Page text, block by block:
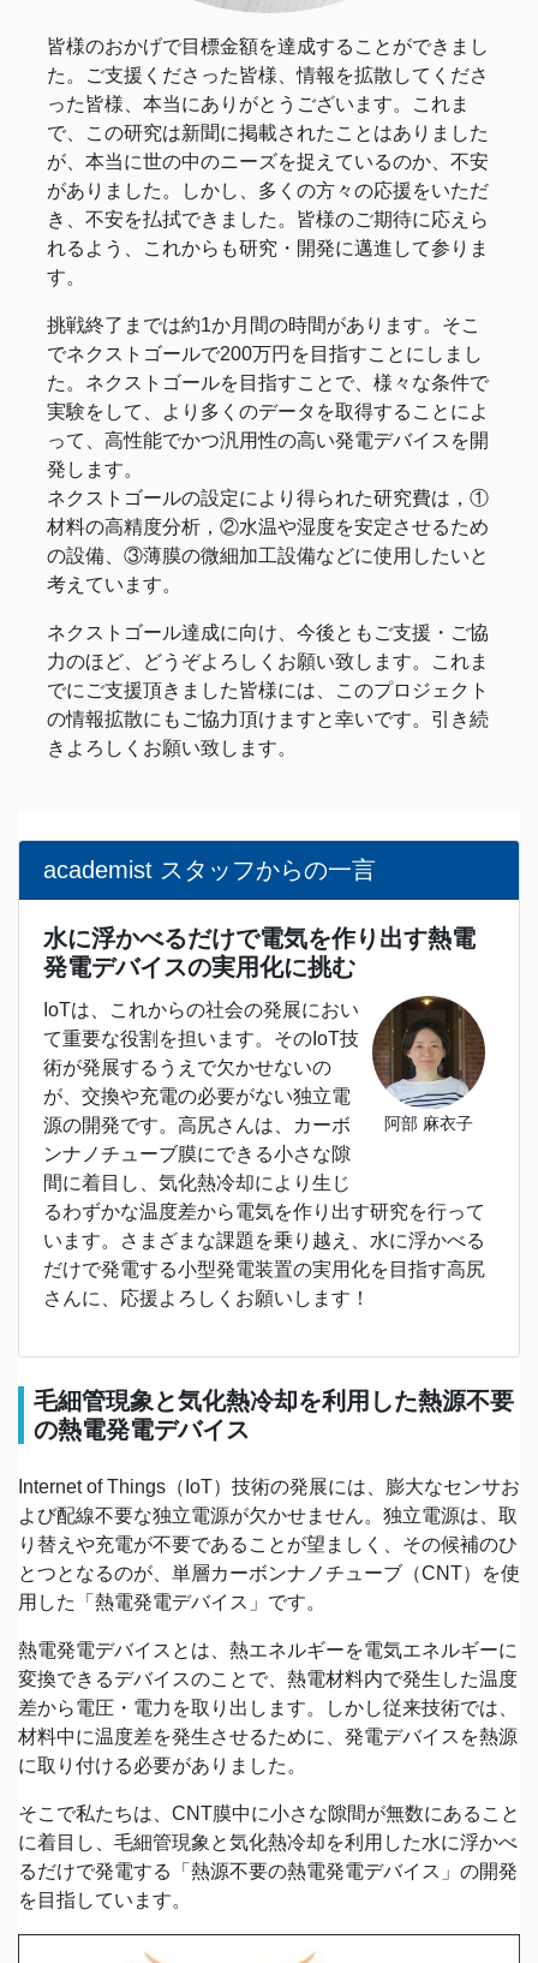
皆様のおかげで目標金額を達成することができまし
た。ご支援くださった皆様、情報を拡散してくださ
った皆様、本当にありがとうございます。これま
で、この研究は新聞に掲載されたことはありました
が、本当に世の中のニーズを捉えているのか、不安
がありました。しかし、多くの方々の応援をいただ
き、不安を払拭できました。皆様のご期待に応えら
れるよう、これからも研究・開発に邁進して参りま
す。
挑戦終了までは約1か月間の時間があります。そこ
でネクストゴールで200万円を目指すことにしまし
た。ネクストゴールを目指すことで、様々な条件で
実験をして、より多くのデータを取得することによ
って、高性能でかつ汎用性の高い発電デバイスを開
発します。
ネクストゴールの設定により得られた研究費は，①
材料の高精度分析，②水温や湿度を安定させるため
の設備、③薄膜の微細加工設備などに使用したいと
考えています。
ネクストゴール達成に向け、今後ともご支援・ご協
力のほど、どうぞよろしくお願い致します。これま
でにご支援頂きました皆様には、このプロジェクト
の情報拡散にもご協力頂けますと幸いです。引き続
きよろしくお願い致します。
academist スタッフからの一言
水に浮かべるだけで電気を作り出す熱電
発電デバイスの実用化に挑む
阿部 麻衣子
IoTは、これからの社会の発展におい
て重要な役割を担います。そのIoT技
術が発展するうえで欠かせないの
が、交換や充電の必要がない独立電
源の開発です。高尻さんは、カーボ
ンナノチューブ膜にできる小さな隙
間に着目し、気化熱冷却により生じ
るわずかな温度差から電気を作り出す研究を行って
います。さまざまな課題を乗り越え、水に浮かべる
だけで発電する小型発電装置の実用化を目指す高尻
さんに、応援よろしくお願いします！
毛細管現象と気化熱冷却を利用した熱源不要
の熱電発電デバイス
Internet of Things（IoT）技術の発展には、膨大なセンサお
よび配線不要な独立電源が欠かせません。独立電源は、取
り替えや充電が不要であることが望ましく、その候補のひ
とつとなるのが、単層カーボンナノチューブ（CNT）を使
用した「熱電発電デバイス」です。
熱電発電デバイスとは、熱エネルギーを電気エネルギーに
変換できるデバイスのことで、熱電材料内で発生した温度
差から電圧・電力を取り出します。しかし従来技術では、
材料中に温度差を発生させるために、発電デバイスを熱源
に取り付ける必要がありました。
そこで私たちは、CNT膜中に小さな隙間が無数にあること
に着目し、毛細管現象と気化熱冷却を利用した水に浮かべ
るだけで発電する「熱源不要の熱電発電デバイス」の開発
を目指しています。